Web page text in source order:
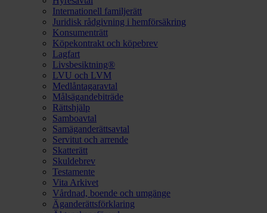
Internationell familjerätt
Juridisk rådgivning i hemförsäkring
Konsumenträtt
Köpekontrakt och köpebrev
Lagfart
Livsbesiktning®
LVU och LVM
Medlåntagaravtal
Målsägandebiträde
Rättshjälp
Samboavtal
Samäganderättsavtal
Servitut och arrende
Skatterätt
Skuldebrev
Testamente
Vita Arkivet
Vårdnad, boende och umgänge
Äganderättsförklaring